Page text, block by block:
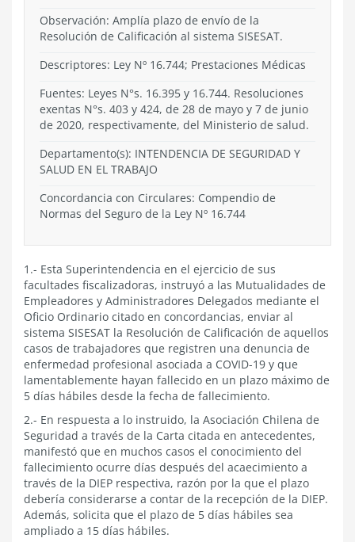
Observación: Amplía plazo de envío de la
Resolución de Calificación al sistema SISESAT.
Descriptores: Ley Nº 16.744; Prestaciones Médicas
Fuentes: Leyes N°s. 16.395 y 16.744. Resoluciones
exentas N°s. 403 y 424, de 28 de mayo y 7 de junio
de 2020, respectivamente, del Ministerio de salud.
Departamento(s): INTENDENCIA DE SEGURIDAD Y
SALUD EN EL TRABAJO
Concordancia con Circulares: Compendio de
Normas del Seguro de la Ley Nº 16.744
1.- Esta Superintendencia en el ejercicio de sus
facultades fiscalizadoras, instruyó a las Mutualidades de
Empleadores y Administradores Delegados mediante el
Oficio Ordinario citado en concordancias, enviar al
sistema SISESAT la Resolución de Calificación de aquellos
casos de trabajadores que registren una denuncia de
enfermedad profesional asociada a COVID-19 y que
lamentablemente hayan fallecido en un plazo máximo de
5 días hábiles desde la fecha de fallecimiento.
2.- En respuesta a lo instruido, la Asociación Chilena de
Seguridad a través de la Carta citada en antecedentes,
manifestó que en muchos casos el conocimiento del
fallecimiento ocurre días después del acaecimiento a
través de la DIEP respectiva, razón por la que el plazo
debería considerarse a contar de la recepción de la DIEP.
Además, solicita que el plazo de 5 días hábiles sea
ampliado a 15 días hábiles.